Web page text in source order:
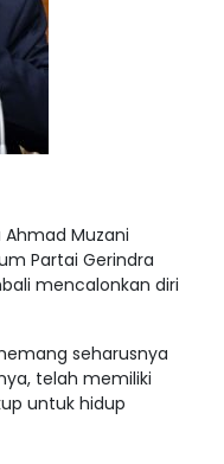
Muzani
Partai Gerindra
mencalonkan diri
seharusnya
telah memiliki
untuk hidup